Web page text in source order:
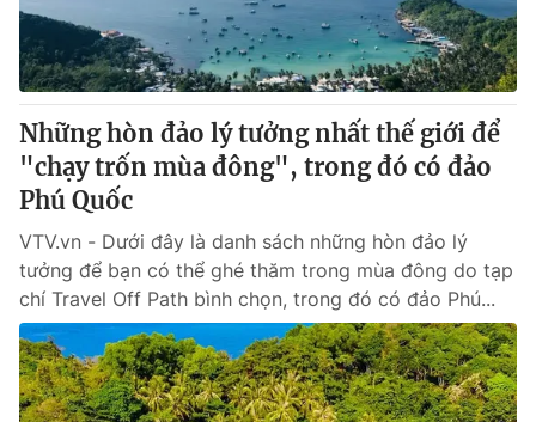
Những hòn đảo lý tưởng nhất thế giới để
"chạy trốn mùa đông", trong đó có đảo
Phú Quốc
VTV.vn - Dưới đây là danh sách những hòn đảo lý
tưởng để bạn có thể ghé thăm trong mùa đông do tạp
chí Travel Off Path bình chọn, trong đó có đảo Phú...